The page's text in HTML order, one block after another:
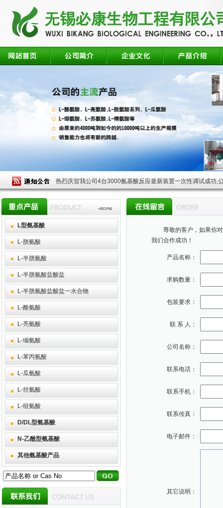
热烈庆贺我公司4台3000氨基酸反应釜新装置一次性调试成功,
L型氨基酸
L-胱氨酸
L-半胱氨酸
L-半胱氨酸盐酸盐
L-半胱氨酸盐酸盐一水合物
L-酪氨酸
L-亮氨酸
L-缬氨酸
L-苯丙氨酸
L-瓜氨酸
L-丝氨酸
L-组氨酸
D/DL型氨基酸
N-乙酰型氨基酸
其他氨基酸产品
尊敬的客户，如果你对
我们合作成功！
产品名称：
求购数量：
包装要求：
联 系 人：
公司名称：
联系电话：
联系手机：
联系传真：
电子邮件：
其它说明：